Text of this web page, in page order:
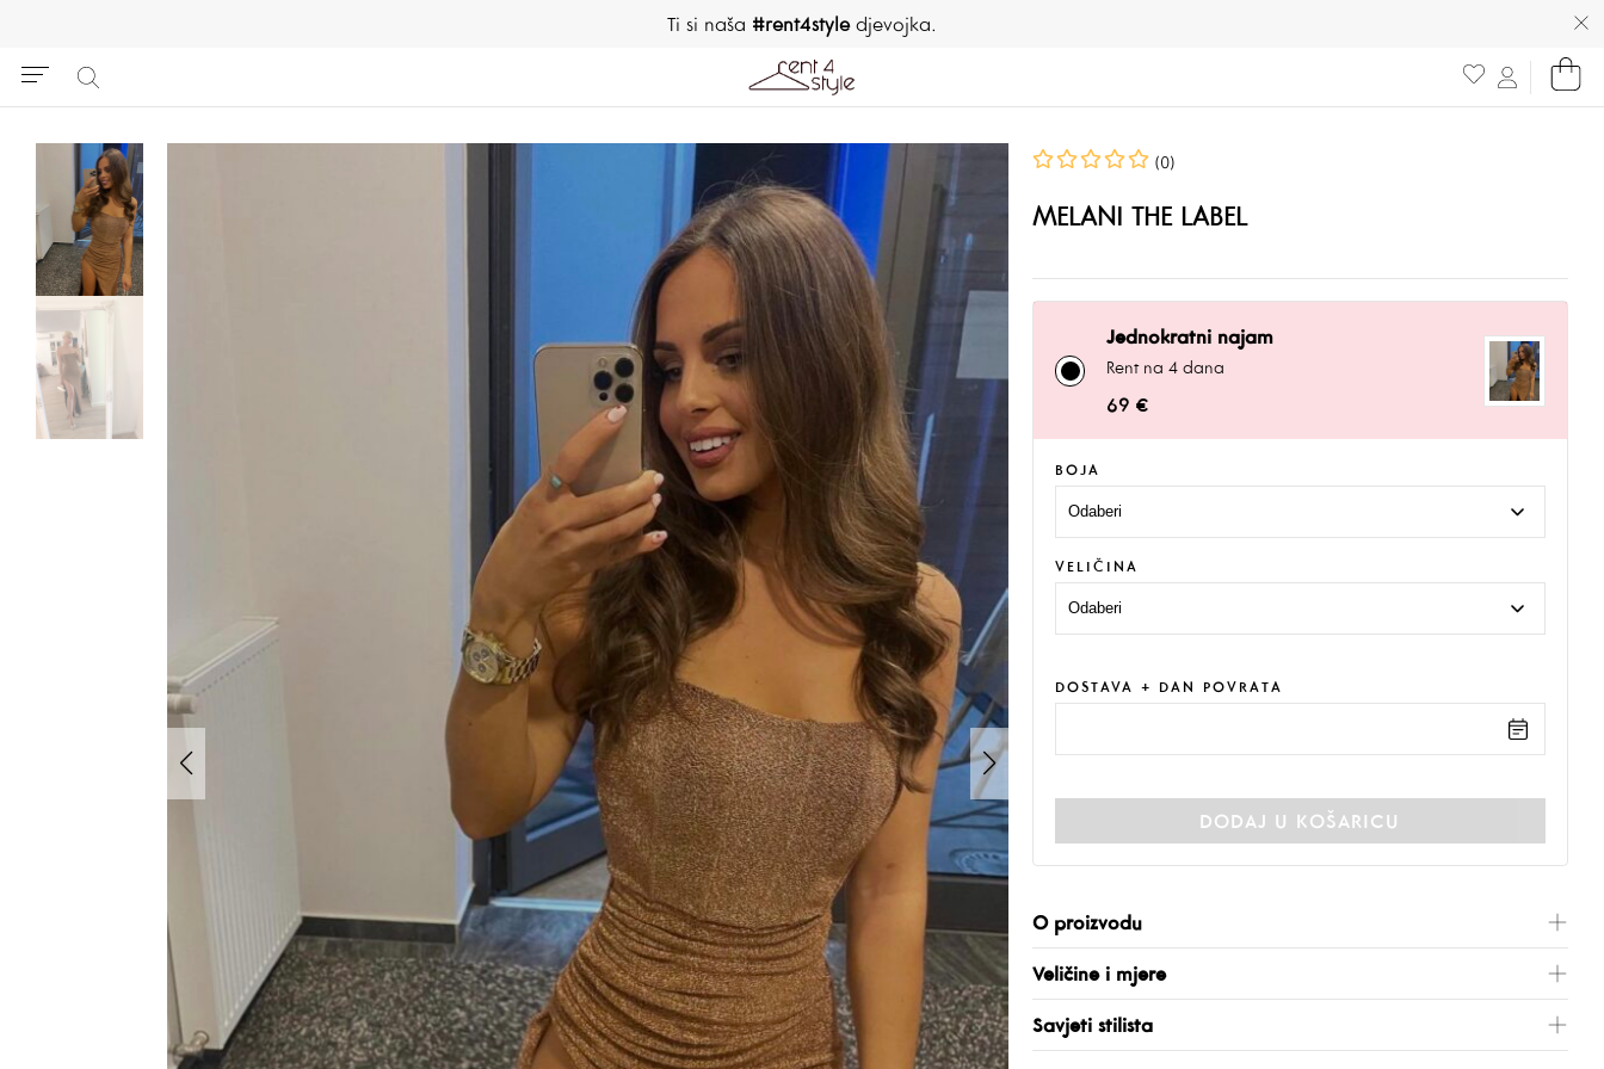
Ti si naša #rent4styledjevojka.
(0)
MELANI THE LABEL
Jednokratni najam
Rent na 4 dana
69 €
BOJA
VELIČINA
DOSTAVA + DAN POVRATA
DODAJ U KOŠARICU
O proizvodu
Veličine i mjere
Savjeti stilista